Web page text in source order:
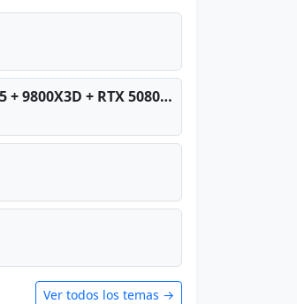
PC TOP en tiempos de Crisis DDR5 + 9800X3D + RTX 5080 [2026][2400€]
Ver todos los temas →